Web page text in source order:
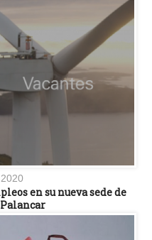
en su nueva sede de